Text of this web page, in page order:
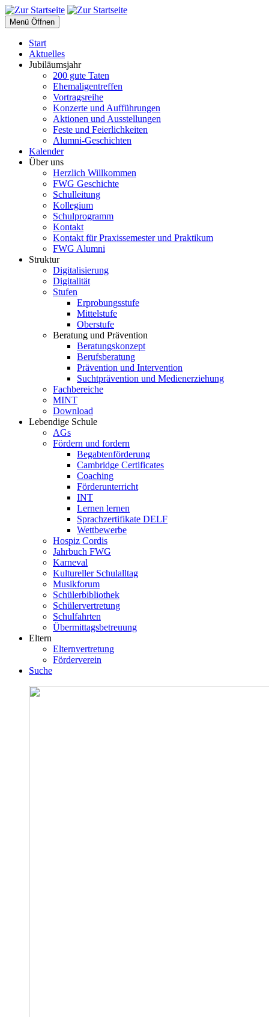
Menü Öffnen
Start
Aktuelles
Jubiläumsjahr
200 gute Taten
Ehemaligentreffen
Vortragsreihe
Konzerte und Aufführungen
Aktionen und Ausstellungen
Feste und Feierlichkeiten
Alumni-Geschichten
Kalender
Über uns
Herzlich Willkommen
FWG Geschichte
Schulleitung
Kollegium
Schulprogramm
Kontakt
Kontakt für Praxissemester und Praktikum
FWG Alumni
Struktur
Digitalisierung
Digitalität
Stufen
Erprobungsstufe
Mittelstufe
Oberstufe
Beratung und Prävention
Beratungskonzept
Berufsberatung
Prävention und Intervention
Suchtprävention und Medienerziehung
Fachbereiche
MINT
Download
Lebendige Schule
AGs
Fördern und fordern
Begabtenförderung
Cambridge Certificates
Coaching
Förderunterricht
INT
Lernen lernen
Sprachzertifikate DELF
Wettbewerbe
Hospiz Cordis
Jahrbuch FWG
Karneval
Kultureller Schulalltag
Musikforum
Schülerbibliothek
Schülervertretung
Schulfahrten
Übermittagsbetreuung
Eltern
Elternvertretung
Förderverein
Suche